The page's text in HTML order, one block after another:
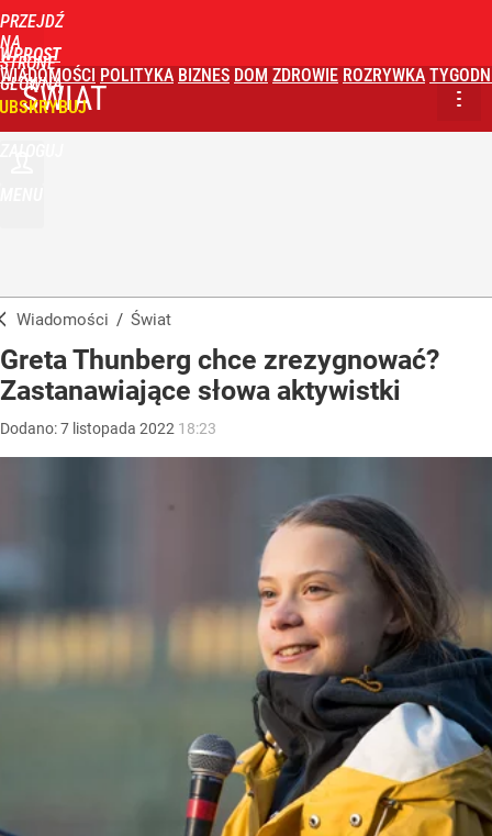
PRZEJDŹ
NA
STRONĘ
GŁÓWNĄ
WPROST
WIADOMOŚCI POLITYKA BIZNES DOM ZDROWIE ROZRYWKA
ŚWIAT
Wiadomości / Świat
Greta Thunberg chce zrezygnować?
Zastanawiające słowa aktywistki
Dodano:7 listopada 2022 18:23